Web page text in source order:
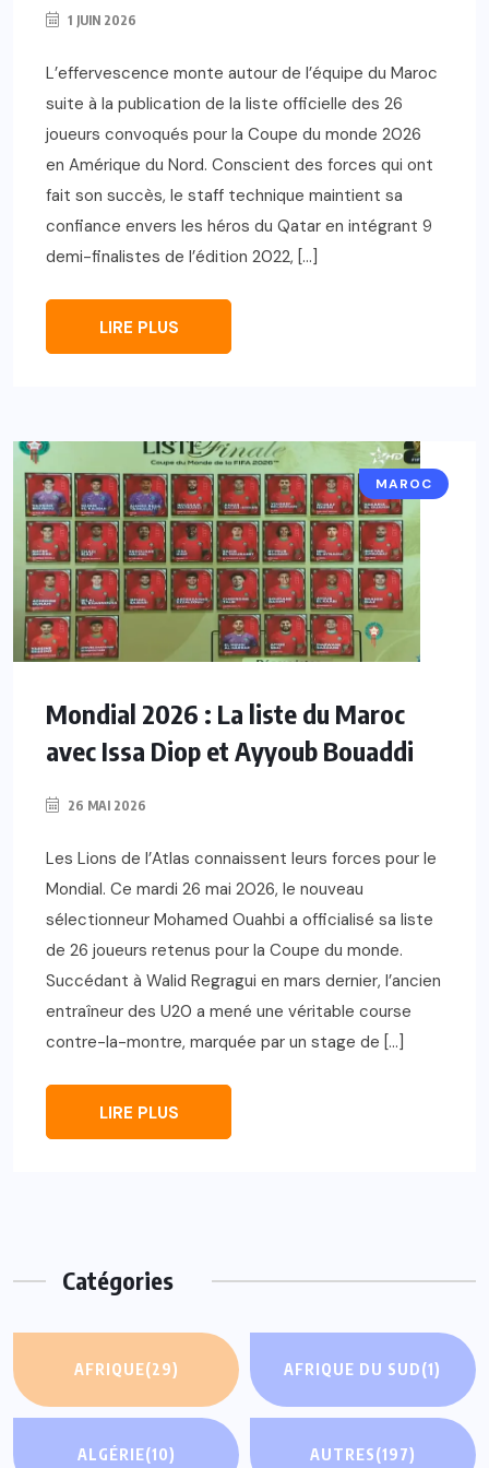
1 JUIN 2026
L’effervescence monte autour de l’équipe du Maroc
suite à la publication de la liste officielle des 26
joueurs convoqués pour la Coupe du monde 2026
en Amérique du Nord. Conscient des forces qui ont
fait son succès, le staff technique maintient sa
confiance envers les héros du Qatar en intégrant 9
demi-finalistes de l’édition 2022, […]
LIRE PLUS
MAROC
Mondial 2026 : La liste du Maroc
avec Issa Diop et Ayyoub Bouaddi
26 MAI 2026
Les Lions de l’Atlas connaissent leurs forces pour le
Mondial. Ce mardi 26 mai 2026, le nouveau
sélectionneur Mohamed Ouahbi a officialisé sa liste
de 26 joueurs retenus pour la Coupe du monde.
Succédant à Walid Regragui en mars dernier, l’ancien
entraîneur des U20 a mené une véritable course
contre-la-montre, marquée par un stage de […]
LIRE PLUS
Catégories
AFRIQUE(29) AFRIQUE DU SUD(1)
ALGÉRIE(10) AUTRES(197)